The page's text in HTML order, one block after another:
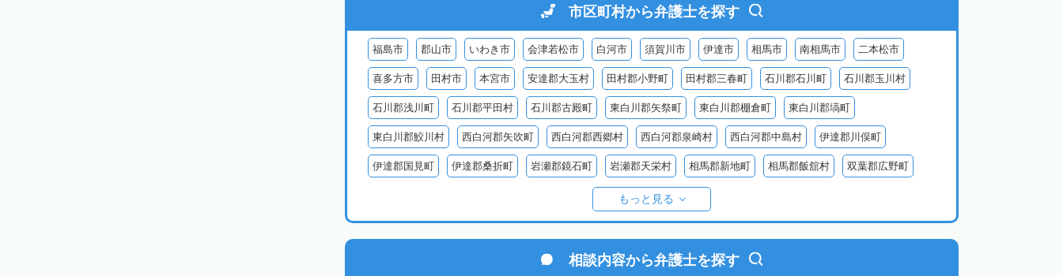
市区町村から弁護士を探す
福島市 郡山市 いわき市 会津若松市 白河市 須賀川市 伊達市 相馬市 南相馬市 二本松市
喜多方市 田村市 本宮市 安達郡大玉村 田村郡小野町 田村郡三春町 石川郡石川町 石川郡玉川村
石川郡浅川町 石川郡平田村 石川郡古殿町 東白川郡矢祭町 東白川郡棚倉町 東白川郡塙町
東白川郡鮫川村 西白河郡矢吹町 西白河郡西郷村 西白河郡泉崎村 西白河郡中島村 伊達郡川俣町
伊達郡国見町 伊達郡桑折町 岩瀬郡鏡石町 岩瀬郡天栄村 相馬郡新地町 相馬郡飯舘村 双葉郡広野町
双葉郡浪江町
耶麻郡猪苗代町 耶麻郡磐梯町 耶麻郡西会津町 耶麻郡北塩原村 河沼郡会津坂下町 河沼郡柳津町
大沼郡金山町 大沼郡三島町 大沼郡昭和村
もっと見る
相談内容から弁護士を探す